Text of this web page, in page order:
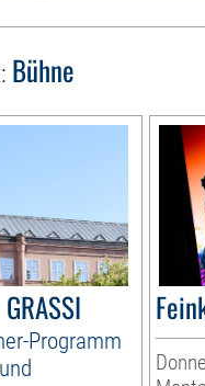
Bühne
Programm